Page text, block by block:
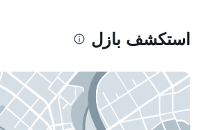
استكشف بازل